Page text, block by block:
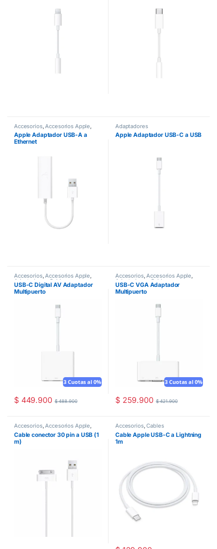
Accesorios,Accesorios Apple,
Adaptadores Cables
Apple Adaptador USB-A a
Ethernet
Adaptadores
Apple Adaptador USB-C a USB
Accesorios,Accesorios Apple,
Adaptadores Cables
USB-C Digital AV Adaptador
Multipuerto
3 Cuotas al 0%
$449.900 $488.900
Accesorios,Accesorios Apple,
Adaptadores Cables
USB-C VGA Adaptador
Multipuerto
3 Cuotas al 0%
$259.900 $421.900
Accesorios,Accesorios Apple,
Adaptadores Cables
Cable conector 30 pin a USB (1
m)
Accesorios,Cables
Cable Apple USB-C a Lightning
1m